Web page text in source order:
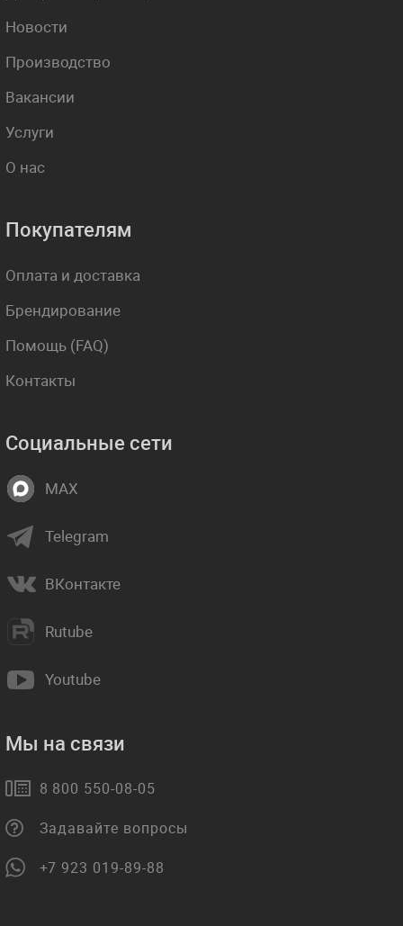
Новости
Производство
Вакансии
Услуги
О нас
Покупателям
Оплата и доставка
Брендирование
Помощь (FAQ)
Контакты
Социальные сети
MAX
Telegram
ВКонтакте
Rutube
Youtube
Мы на связи
8 800 550-08-05
Задавайте вопросы
+7 923 019-89-88